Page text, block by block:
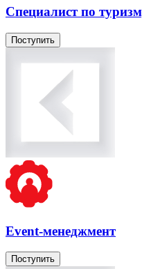
Специалист по
Поступить
Event-менеджмент
Поступить